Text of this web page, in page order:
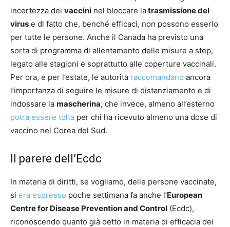
incertezza dei vaccini nel bloccare latrasmissione del
virus e dl fatto che, benché efficaci, non possono esserlo
per tutte le persone. Anche il Canada ha previsto una
sorta di programma di allentamento delle misure a step,
legato alle stagioni e soprattutto alle coperture vaccinali.
Per ora, e per l’estate, le autorità raccomandano ancora
l’importanza di seguire le misure di distanziamento e di
indossare la mascherina, che invece, almeno all’esterno
potrà essere tolta per chi ha ricevuto almeno una dose di
vaccino nel Corea del Sud.
Il parere dell’Ecdc
In materia di diritti, se vogliamo, delle persone vaccinate,
si era espresso poche settimana fa anche l’European
Centre for Disease Prevention and Control (Ecdc),
riconoscendo quanto già detto in materia di efficacia dei